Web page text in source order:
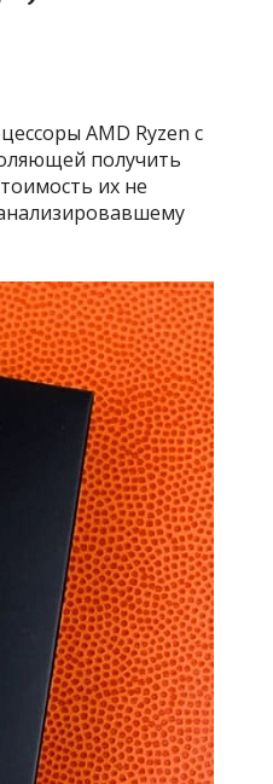
AMD Ryzen с
получить
их не